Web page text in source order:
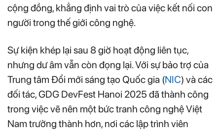
cộng đồng, khẳng định vai trò của việc kết nối con
người trong thế giới công nghệ.
Sự kiện khép lại sau 8 giờ hoạt động liên tục,
nhưng dư âm vẫn còn đọng lại. Với sự bảo trợ của
Trung tâm Đổi mới sáng tạo Quốc gia (NIC) và các
đối tác, GDG DevFest Hanoi 2025 đã thành công
trong việc vẽ nên một bức tranh công nghệ Việt
Nam trưởng thành hơn, nơi các lập trình viên